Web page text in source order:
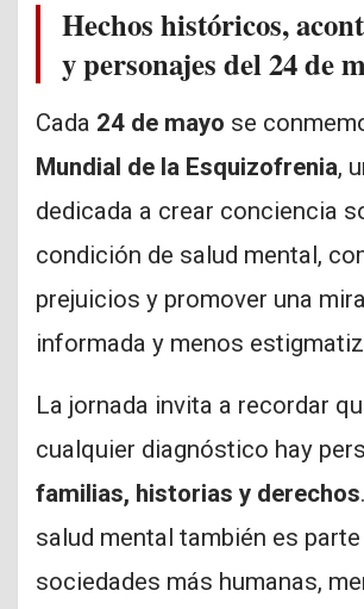
Hechos históricos,
y personajes del 24 de
Cada 24 de mayo se
Mundial de la Esquizofrenia,
dedicada a crear conciencia
condición de salud mental,
prejuicios y promover una
informada y menos
La jornada invita a recordar
cualquier diagnóstico hay
familias, historias y derechos
salud mental también es
sociedades más humanas,